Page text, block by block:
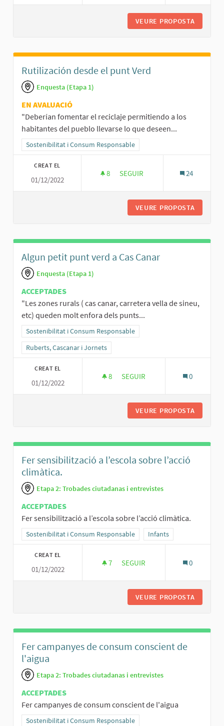
VEURE PROPOSTA
Rutilización desde el punt Verd
Enquesta (Etapa 1)
EN AVALUACIÓ
"Deberían fomentar el reciclaje permitiendo a los
habitantes del pueblo llevarse lo que deseen...
Resultats al filtrar per la categoria: Sostenibilitat i Consum
Sostenibilitat i Consum Responsable
CREAT EL
01/12/2022
8 8 SEGUIDORES
SEGUIR 24
VEURE PROPOSTA
Algun petit punt verd a Cas Canar
Enquesta (Etapa 1)
ACCEPTADES
"Les zones rurals ( cas canar, carretera vella de sineu,
etc) queden molt enfora dels punts...
Resultats al filtrar per la categoria: Sostenibilitat i Consum
Sostenibilitat i Consum Responsable
Resultats al filtrar per l'àmbit: Ruberts, Cascanar i Jornets
Ruberts, Cascanar i Jornets
CREAT EL
01/12/2022
8 8 SEGUIDORES
SEGUIR 0
VEURE PROPOSTA
Fer sensibilització a l’escola sobre l’acció
climàtica.
Etapa 2: Trobades ciutadanas i entrevistes
ACCEPTADES
Fer sensibilització a l’escola sobre l’acció climàtica.
Resultats al filtrar per la categoria: Sostenibilitat i Consum
Sostenibilitat i Consum Responsable Resultats al filtrar per
Infants
CREAT EL
01/12/2022
7 7 SEGUIDORES
SEGUIR 0
VEURE PROPOSTA
Fer campanyes de consum conscient de
l'aigua
Etapa 2: Trobades ciutadanas i entrevistes
ACCEPTADES
Fer campanyes de consum conscient de l'aigua
Resultats al filtrar per la categoria: Sostenibilitat i Consum
Sostenibilitat i Consum Responsable